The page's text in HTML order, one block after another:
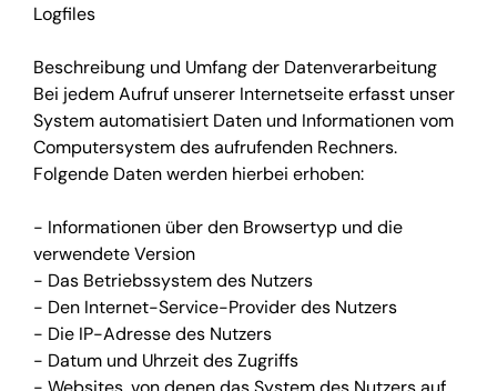
Logfiles
Beschreibung und Umfang der Datenverarbeitung
Bei jedem Aufruf unserer Internetseite erfasst unser
System automatisiert Daten und Informationen vom
Computersystem des aufrufenden Rechners.
Folgende Daten werden hierbei erhoben:
- Informationen über den Browsertyp und die
verwendete Version
- Das Betriebssystem des Nutzers
- Den Internet-Service-Provider des Nutzers
- Die IP-Adresse des Nutzers
- Datum und Uhrzeit des Zugriffs